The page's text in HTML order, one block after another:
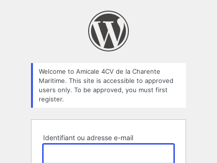
Welcome to Amicale 4CV de la Charente
Maritime. This site is accessible to approved
users only. To be approved, you must first
register.
Identifiant ou adresse e-mail